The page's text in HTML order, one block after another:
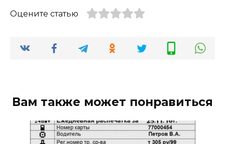
Оцените статью
Вам также может понравиться